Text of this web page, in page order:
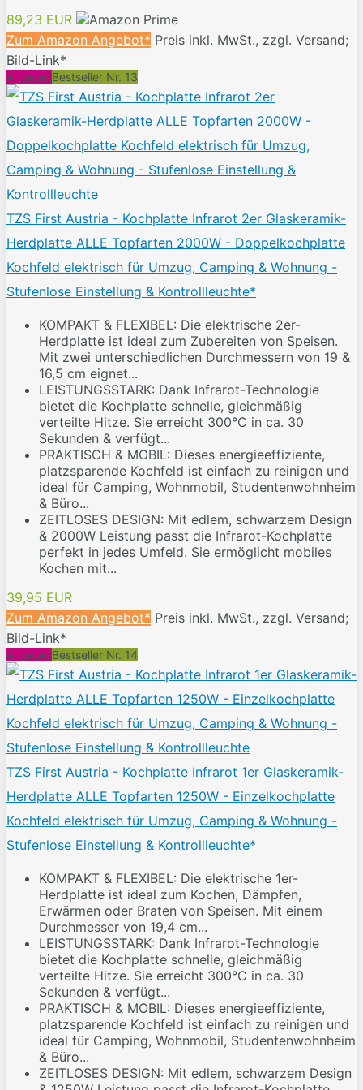
89,23 EUR
Zum Amazon Angebot* Preis inkl. MwSt., zzgl. Versand;
Bild-Link*
AngebotBestseller Nr. 13
TZS First Austria - Kochplatte Infrarot 2er Glaskeramik-
Herdplatte ALLE Topfarten 2000W - Doppelkochplatte
Kochfeld elektrisch für Umzug, Camping & Wohnung -
Stufenlose Einstellung & Kontrollleuchte*
KOMPAKT & FLEXIBEL: Die elektrische 2er-
Herdplatte ist ideal zum Zubereiten von Speisen.
Mit zwei unterschiedlichen Durchmessern von 19 &
16,5 cm eignet...
LEISTUNGSSTARK: Dank Infrarot-Technologie
bietet die Kochplatte schnelle, gleichmäßig
verteilte Hitze. Sie erreicht 300°C in ca. 30
Sekunden & verfügt...
PRAKTISCH & MOBIL: Dieses energieeffiziente,
platzsparende Kochfeld ist einfach zu reinigen und
ideal für Camping, Wohnmobil, Studentenwohnheim
& Büro...
ZEITLOSES DESIGN: Mit edlem, schwarzem Design
& 2000W Leistung passt die Infrarot-Kochplatte
perfekt in jedes Umfeld. Sie ermöglicht mobiles
Kochen mit...
39,95 EUR
Zum Amazon Angebot* Preis inkl. MwSt., zzgl. Versand;
Bild-Link*
AngebotBestseller Nr. 14
TZS First Austria - Kochplatte Infrarot 1er Glaskeramik-
Herdplatte ALLE Topfarten 1250W - Einzelkochplatte
Kochfeld elektrisch für Umzug, Camping & Wohnung -
Stufenlose Einstellung & Kontrollleuchte*
KOMPAKT & FLEXIBEL: Die elektrische 1er-
Herdplatte ist ideal zum Kochen, Dämpfen,
Erwärmen oder Braten von Speisen. Mit einem
Durchmesser von 19,4 cm...
LEISTUNGSSTARK: Dank Infrarot-Technologie
bietet die Kochplatte schnelle, gleichmäßig
verteilte Hitze. Sie erreicht 300°C in ca. 30
Sekunden & verfügt...
PRAKTISCH & MOBIL: Dieses energieeffiziente,
platzsparende Kochfeld ist einfach zu reinigen und
ideal für Camping, Wohnmobil, Studentenwohnheim
& Büro...
ZEITLOSES DESIGN: Mit edlem, schwarzem Design